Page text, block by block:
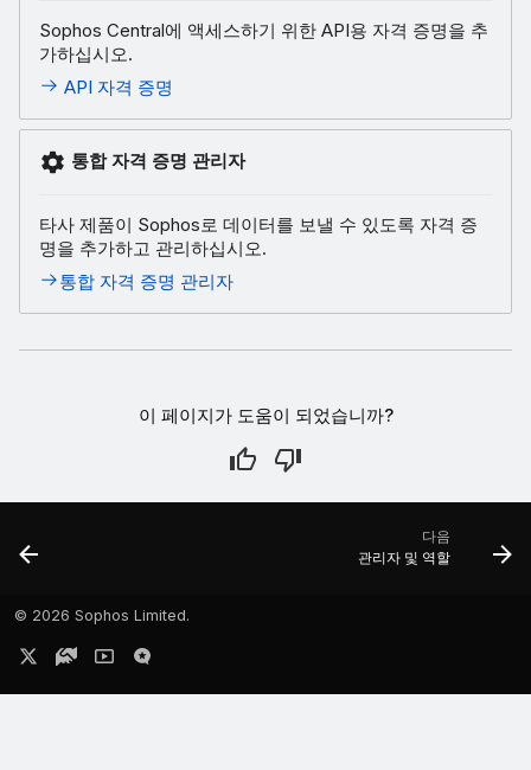
Sophos Central에 액세스하기 위한 API용 자격 증명을 추
가하십시오.
API 자격 증명
통합 자격 증명 관리자
타사 제품이 Sophos로 데이터를 보낼 수 있도록 자격 증
명을 추가하고 관리하십시오.
통합 자격 증명 관리자
이 페이지가 도움이 되었습니까?
다음
관리자 및 역할
© 2026 Sophos Limited.